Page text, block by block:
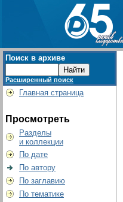
Поиск в архиве
Расширенный поиск
Главная страница
Просмотреть
Разделы
и коллекции
По дате
По автору
По заглавию
По тематике